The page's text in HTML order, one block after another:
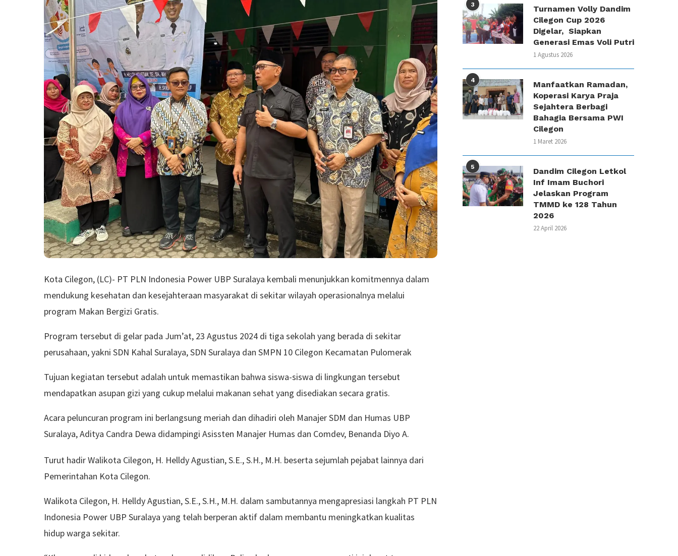
Kota Cilegon, (LC)- PT PLN Indonesia Power UBP Suralaya kembali menunjukkan komitmennya dalam
mendukung kesehatan dan kesejahteraan masyarakat di sekitar wilayah operasionalnya melalui
program Makan Bergizi Gratis.
Program tersebut di gelar pada Jum’at, 23 Agustus 2024 di tiga sekolah yang berada di sekitar
perusahaan, yakni SDN Kahal Suralaya, SDN Suralaya dan SMPN 10 Cilegon Kecamatan Pulomerak
Tujuan kegiatan tersebut adalah untuk memastikan bahwa siswa-siswa di lingkungan tersebut
mendapatkan asupan gizi yang cukup melalui makanan sehat yang disediakan secara gratis.
Acara peluncuran program ini berlangsung meriah dan dihadiri oleh Manajer SDM dan Humas UBP
Suralaya, Aditya Candra Dewa didampingi Asissten Manajer Humas dan Comdev, Benanda Diyo A.
Turut hadir Walikota Cilegon, H. Helldy Agustian, S.E., S.H., M.H. beserta sejumlah pejabat lainnya dari
Pemerintahan Kota Cilegon.
Walikota Cilegon, H. Helldy Agustian, S.E., S.H., M.H. dalam sambutannya mengapresiasi langkah PT PLN
Indonesia Power UBP Suralaya yang telah berperan aktif dalam membantu meningkatkan kualitas
hidup warga sekitar.
3
Turnamen Volly Dandim
Cilegon Cup 2026
Digelar, Siapkan
Generasi Emas Voli Putri
1 Agustus 2026
4
Manfaatkan Ramadan,
Koperasi Karya Praja
Sejahtera Berbagi
Bahagia Bersama PWI
Cilegon
1 Maret 2026
5
Dandim Cilegon Letkol
Inf Imam Buchori
Jelaskan Program
TMMD ke 128 Tahun
2026
22 April 2026